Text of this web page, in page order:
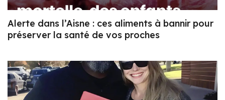
Alerte dans l’Aisne : ces aliments à bannir pour
préserver la santé de vos proches